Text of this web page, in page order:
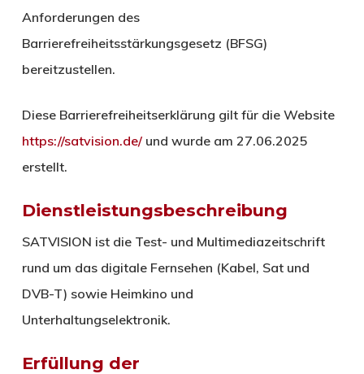
Anforderungen des
Barrierefreiheitsstärkungsgesetz (BFSG)
bereitzustellen.
Diese Barrierefreiheitserklärung gilt für die Website
https://satvision.de/und wurde am 27.06.2025
erstellt.
Dienstleistungsbeschreibung
SATVISION ist die Test- und Multimediazeitschrift
rund um das digitale Fernsehen (Kabel, Sat und
DVB-T) sowie Heimkino und
Unterhaltungselektronik.
Erfüllung der